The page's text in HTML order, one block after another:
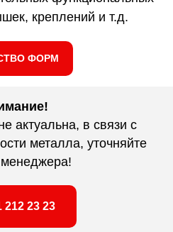
креплений и т.д.
ФОРМ
актуальна, в связи с
металла, уточняйте
212 23 23